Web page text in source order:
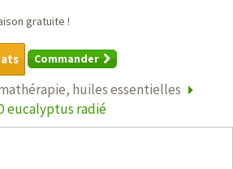
gratuite !
Commander
huiles essentielles
eucalyptus radié